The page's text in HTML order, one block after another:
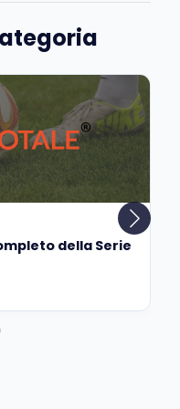
della Serie